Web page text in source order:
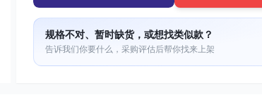
规格不对、暂时缺货，或想找类似款？
告诉我们你要什么，采购评估后帮你找来上架